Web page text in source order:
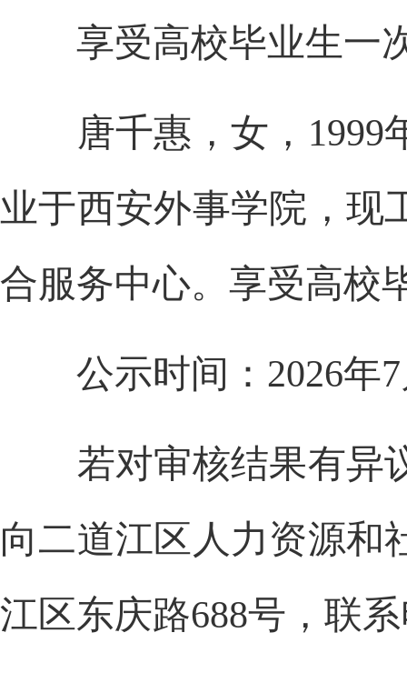
享受高校毕业生一
唐千惠 ，女 ， 1999
业于西安外事学院 ，现
合服务中心。享受高校
公示时间：2026年7
若对审核结果有异
向二道江区人力资源和
江区东庆路688号，联